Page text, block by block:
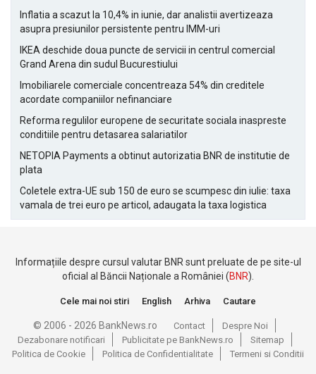
Inflatia a scazut la 10,4% in iunie, dar analistii avertizeaza
asupra presiunilor persistente pentru IMM-uri
IKEA deschide doua puncte de servicii in centrul comercial
Grand Arena din sudul Bucurestiului
Imobiliarele comerciale concentreaza 54% din creditele
acordate companiilor nefinanciare
Reforma regulilor europene de securitate sociala inaspreste
conditiile pentru detasarea salariatilor
NETOPIA Payments a obtinut autorizatia BNR de institutie de
plata
Coletele extra-UE sub 150 de euro se scumpesc din iulie: taxa
vamala de trei euro pe articol, adaugata la taxa logistica
Informațiile despre cursul valutar BNR sunt preluate de pe site-ul
oficial al Băncii Naționale a României (BNR).
Cele mai noi stiri English Arhiva Cautare
© 2006 - 2026 BankNews.ro Contact
Despre Noi
Dezabonare notificari
Publicitate pe BankNews.ro
Sitemap
Politica de Cookie
Politica de Confidentialitate Termeni si Conditii